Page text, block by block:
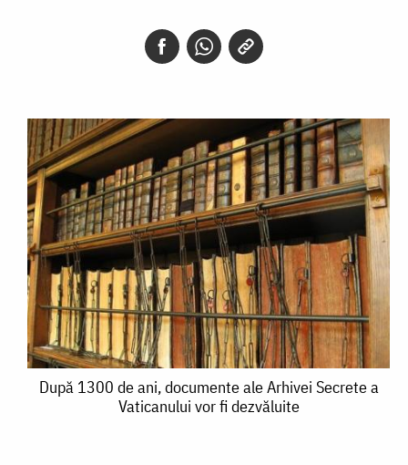
După
După 1300 de ani, documente ale Arhivei Secrete a
Vaticanului vor fi dezvăluite